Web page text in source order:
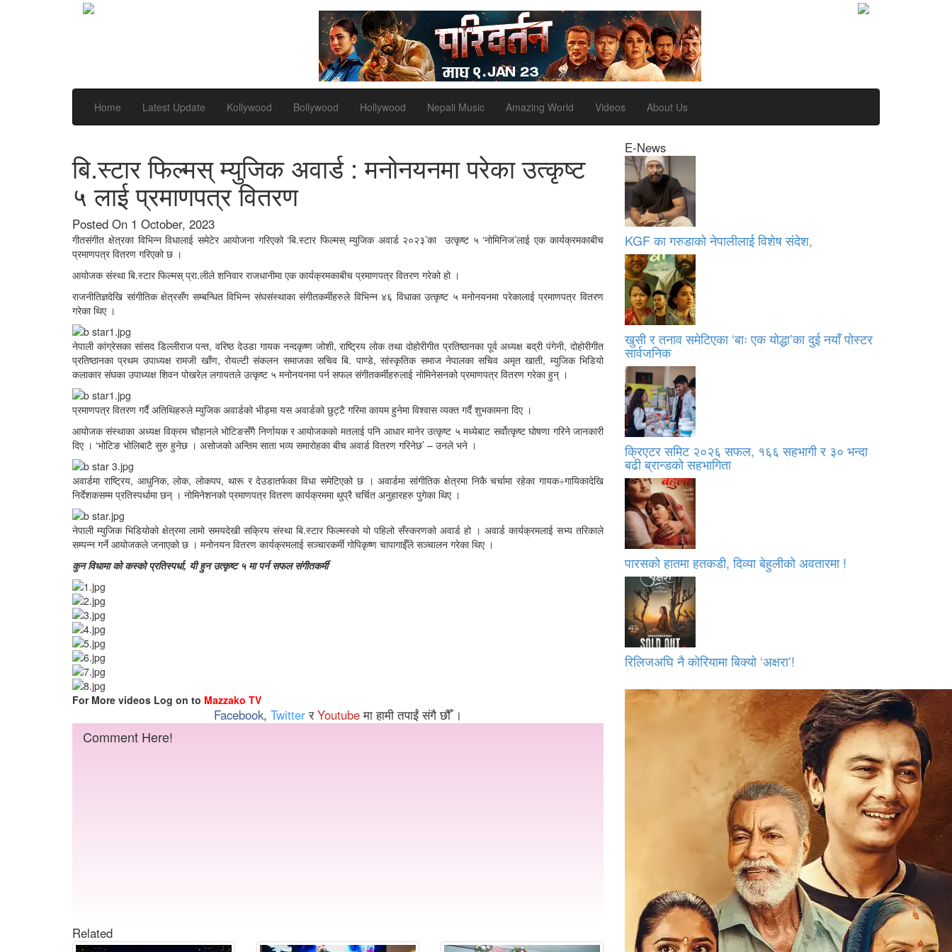
Home Latest Update Kollywood Bollywood Hollywood Nepali Music Amazing World Videos About Us
बि.स्टार फिल्मस् म्युजिक अवार्ड : मनोनयनमा परेका उत्कृष्ट
५ लाई प्रमाणपत्र वितरण
Posted On 1 October, 2023
गीतसंगीत क्षेत्रका विभिन्न विधालाई समेटेर आयोजना गरिएको ‘बि.स्टार फिल्मस् म्युजिक अवार्ड २०२३’का उत्कृष्ट ५ ‘नोमिनिज’लाई एक कार्यक्रमकाबीच
प्रमाणपत्र वितरण गरिएको छ ।
आयोजक संस्था बि.स्टार फिल्मस् प्रा.लीले शनिवार राजधानीमा एक कार्यक्रमकाबीच प्रमाणपत्र वितरण गरेको हो ।
राजनीतिज्ञदेखि सांगीतिक क्षेत्रसँग सम्बन्धित विभिन्न संघसंस्थाका संगीतकर्मीहरुले विभिन्न ४६ विधाका उत्कृष्ट ५ मनोनयनमा परेकालाई प्रमाणपत्र वितरण
गरेका थिए ।
नेपाली कांग्रेसका सांसद डिल्लीराज पन्त, वरिष्ठ देउडा गायक नन्दकृष्ण जोशी, राष्ट्रिय लोक तथा दोहोरीगीत प्रतिष्ठानका पूर्व अध्यक्ष बद्री पंगेनी, दोहोरीगीत
प्रतिष्ठानका प्रथम उपाध्यक्ष रामजी खाँण, रोयल्टी संकलन समाजका सचिव बि. पाण्डे, सांस्कृतिक समाज नेपालका सचिव अमृत खाती, म्युजिक भिडियो
कलाकार संघका उपाध्यक्ष शिवन पोखरेल लगायतले उत्कृष्ट ५ मनोनयनमा पर्न सफल संगीतकर्मीहरुलाई नोमिनेसनको प्रमाणपत्र वितरण गरेका हुन् ।
प्रमाणपत्र वितरण गर्दै अतिथिहरुले म्युजिक अवार्डको भीड्मा यस अवार्डको छुट्टै गरिमा कायम हुनेमा विश्वास व्यक्त गर्दै शुभकामना दिए ।
आयोजक संस्थाका अध्यक्ष विक्रम चौहानले भोटिङसँगै निर्णायक र आयोजकको मतलाई पनि आधार मानेर उत्कृष्ट ५ मध्येबाट सर्वोत्कृष्ट घोषणा गरिने जानकारी
दिए । ‘भोटिङ भोलिबाटै सुरु हुनेछ । असोजको अन्तिम साता भव्य समारोहका बीच अवार्ड वितरण गरिनेछ’ – उनले भने ।
अवार्डमा राष्ट्रिय, आधुनिक, लोक, लोकपप, थारू र देउडातर्फका विधा समेटिएको छ । अवार्डमा सांगीतिक क्षेत्रमा निकै चर्चामा रहेका गायक÷गायिकादेखि
निर्देशकसम्म प्रतिस्पर्धामा छन् । नोमिनेशनको प्रमाणपत्र वितरण कार्यक्रममा थुप्रै चर्चित अनुहारहरु पुगेका थिए ।
नेपाली म्युजिक भिडियोको क्षेत्रमा लामो समयदेखी सक्रिय संस्था बि.स्टार फिल्मस्को यो पहिलो सँस्करणको अवार्ड हो । अवार्ड कार्यक्रमलाई सभ्य तरिकाले
सम्पन्न गर्ने आयोजकले जनाएको छ । मनोनयन वितरण कार्यक्रमलाई सञ्चारकर्मी गोपिकृष्ण चापागाईँले सञ्चालन गरेका थिए ।
कुन विधामा को कस्को प्रतिस्पर्धा, यी हुन उत्कृष्ट ५ मा पर्न सफल संगीतकर्मी
For More videos Log on to Mazzako TV
Facebook, TwitterरYoutubeमा हामी तपाईं संगै छौँ ।
Comment Here!
Related
E-News
KGF का गरुडाको नेपालीलाई विशेष संदेश,
खुसी र तनाव समेटिएका ‘बाः एक योद्धा’का दुई नयाँ पोस्टर
सार्वजनिक
क्रिएटर समिट २०२६ सफल, १६६ सहभागी र ३० भन्दा
बढी ब्रान्डको सहभागिता
पारसको हातमा हतकडी, दिव्या बेहुलीको अवतारमा !
रिलिजअघि नै कोरियामा बिक्यो ‘अक्षरा’!